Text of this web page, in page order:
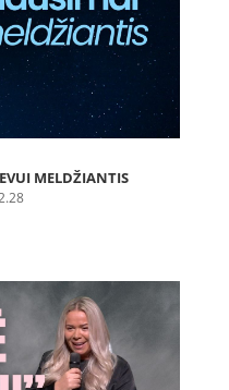
MELDŽIANTIS